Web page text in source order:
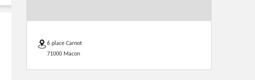
6 place Carnot
71000 Macon